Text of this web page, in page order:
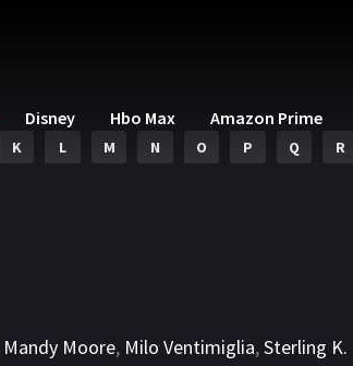
Disney Hbo Max Amazon Prime
K L M N O P Q R
Mandy Moore, Milo Ventimiglia,Sterling K.